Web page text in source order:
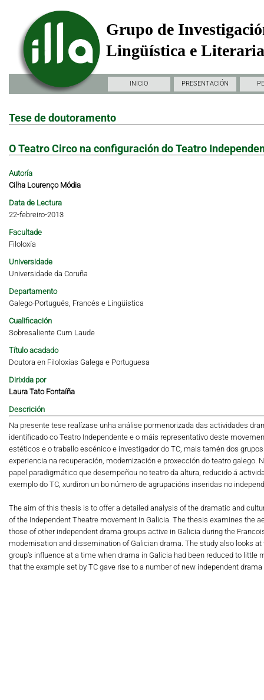
Grupo de
Lingüística e
INICIO PRESENTACIÓN
Tese de doutoramento
O Teatro Circo na configuración do Teatro
Autoría
Cilha Lourenço Módia
Data de Lectura
22-febreiro-2013
Facultade
Filoloxía
Universidade
Universidade da Coruña
Departamento
Galego-Portugués, Francés e Lingüística
Cualificación
Sobresaliente Cum Laude
Título acadado
Doutora en Filoloxías Galega e Portuguesa
Dirixida por
Laura Tato Fontaíña
Descrición
Na presente tese realízase unha análise pormenorizada das actividades
identificado co Teatro Independente e o máis representativo deste
estéticos e o traballo escénico e investigador do TC, mais tamén dos
experiencia na recuperación, modernización e proxección do teatro galego.
papel paradigmático que desempeñou no teatro da altura, reducido á
exemplo do TC, xurdiron un bo número de agrupacións inseridas no
The aim of this thesis is to offer a detailed analysis of the dramatic and
of the Independent Theatre movement in Galicia. The thesis examines the
those of other independent drama groups active in Galicia during the
modernisation and dissemination of Galician drama. The study also looks
group’s influence at a time when drama in Galicia had been reduced to
that the example set by TC gave rise to a number of new independent drama